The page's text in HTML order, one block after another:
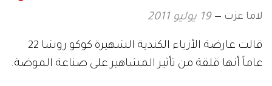
لاما عزت 19 يوليو 2011
قالت عارضة الأزياء الكندية الشهيرة كوكو روشا 22
عاماً أنها قلقة من تأثير المشاهير على صناعة الموضة.